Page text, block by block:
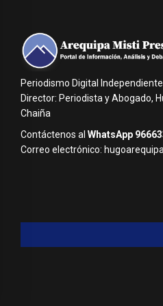
Periodismo Digital
Director: Periodista y Abogado,
Chaiña
Contáctenos al WhatsApp
Correo electrónico: